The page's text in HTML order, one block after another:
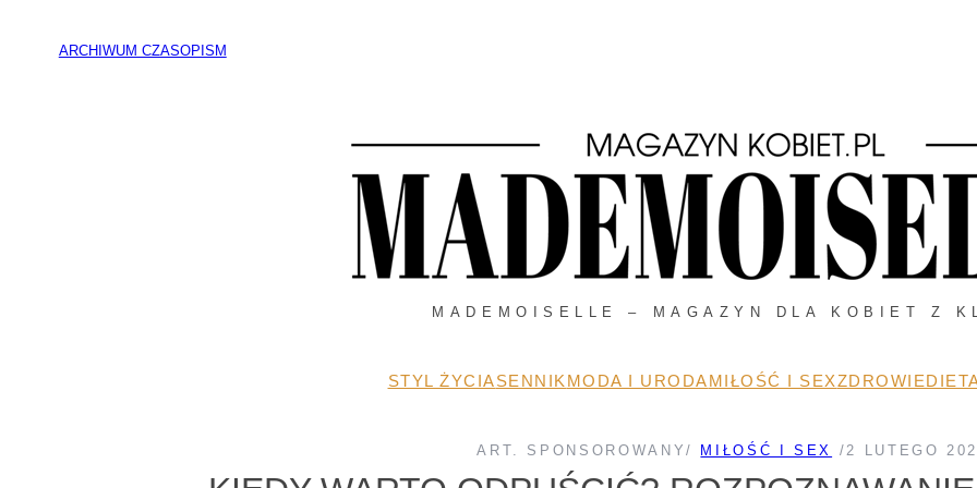
ARCHIWUM CZASOPISM
MADEMOISELLE – MAGAZYN DLA KOBIET Z
STYL ŻYCIASENNIK MODA I URODAMIŁOŚĆ I SEXZDROWIE
ART. SPONSOROWANY/ MIŁOŚĆ I SEX /2 LUTEGO